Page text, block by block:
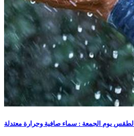
الطقس يوم الجمعة : سماء صافية وحرارة معتدلة